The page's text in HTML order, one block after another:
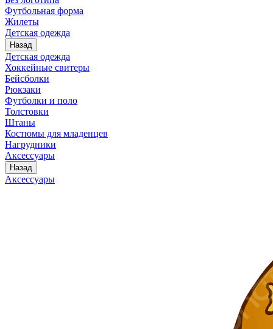
Футбольная форма
Жилеты
Детская одежда
Назад
Детская одежда
Хоккейные свитеры
Бейсболки
Рюкзаки
Футболки и поло
Толстовки
Штаны
Костюмы для младенцев
Нагрудники
Аксессуары
Назад
Аксессуары